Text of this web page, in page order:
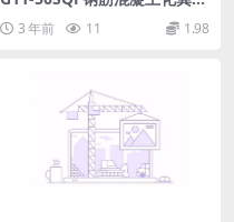
3 年前 11 1.98